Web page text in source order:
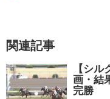
関連記事
【シ
画・結
完勝